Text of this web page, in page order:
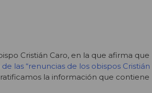
Cristián Caro, en la que afirma que
las “renuncias de los obispos Cristián
la información que contiene